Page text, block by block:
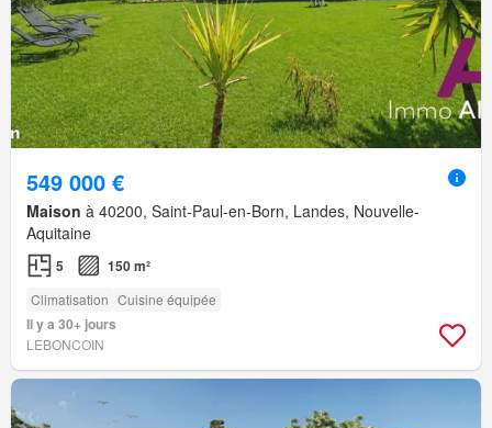
549 000 €
Maison à 40200, Saint-Paul-en-Born, Landes, Nouvelle-
Aquitaine
5 150 m²
Climatisation Cuisine équipée
Il y a 30+ jours
LEBONCOIN